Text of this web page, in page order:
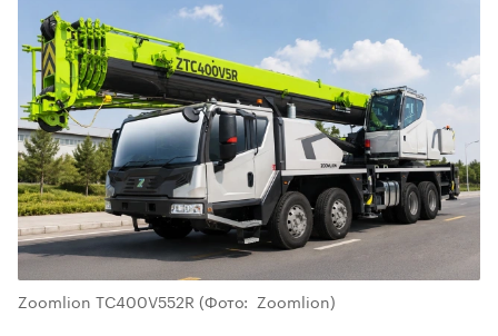
00:00 / 00:00
Zoomlion TC400V552R (Фото: Zoomlion)